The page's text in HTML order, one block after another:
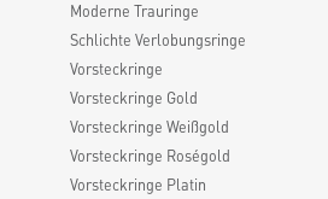
Moderne Trauringe
Schlichte Verlobungsringe
Vorsteckringe
Vorsteckringe Gold
Vorsteckringe Weißgold
Vorsteckringe Roségold
Vorsteckringe Platin